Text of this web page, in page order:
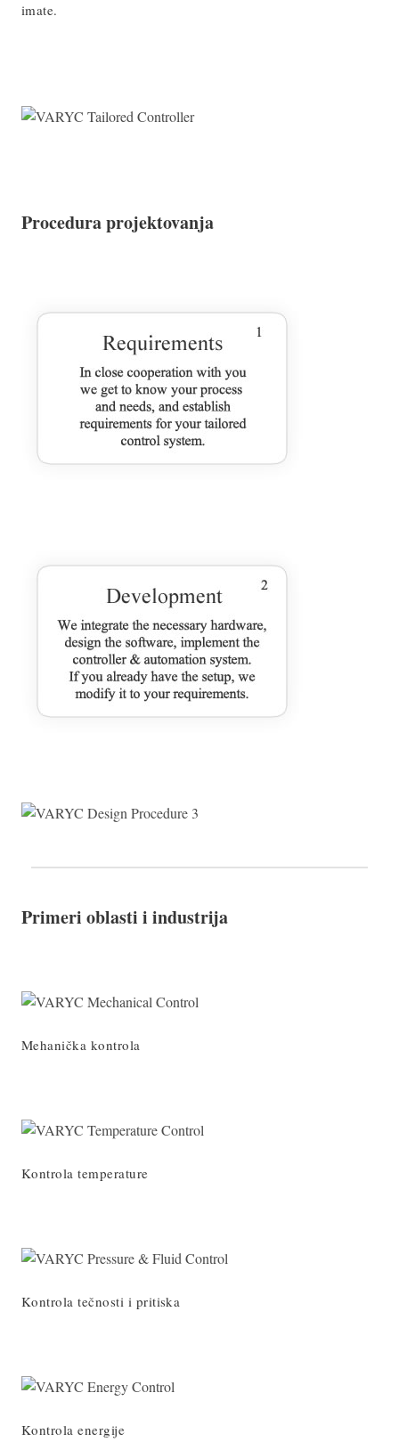
imate.
Procedura projektovanja
Primeri oblasti i industrija
Mehanička kontrola
Kontrola temperature
Kontrola tečnosti i pritiska
Kontrola energije